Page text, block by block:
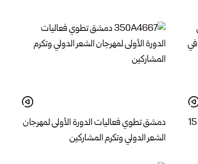
اختتام دورة لغة الإشارة في إدلب بمشاركة 15
دمشق تطوي فعاليات الدورة الأولى لمهرجان
الشعر الدولي وتكرم المشاركين